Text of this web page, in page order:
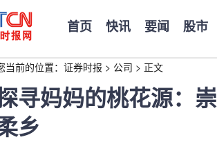
首页 快讯 要闻 股市
当前的位置： 证券时报 > 公司 > 正文
寻妈妈的桃花源：
乡